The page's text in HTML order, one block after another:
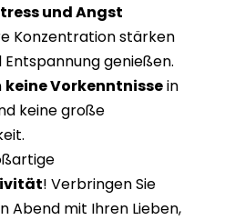
und Angst
Konzentration stärken
Entspannung genießen.
keine Vorkenntnissein
keine große
! Verbringen Sie
Abend mit Ihren Lieben,